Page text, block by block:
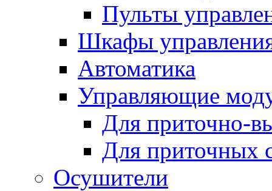
Пульты
Шкафы
Автоматика
Управляющие
Для приточно-
Для приточных
Осушители